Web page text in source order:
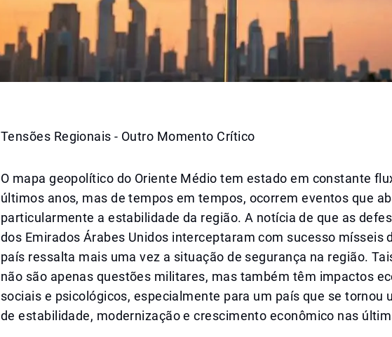
Tensões Regionais - Outro Momento Crítico
O mapa geopolítico do Oriente Médio tem estado em constante
últimos anos, mas de tempos em tempos, ocorrem eventos que
particularmente a estabilidade da região. A notícia de que as
dos Emirados Árabes Unidos interceptaram com sucesso mísseis
país ressalta mais uma vez a situação de segurança na região.
não são apenas questões militares, mas também têm impactos
sociais e psicológicos, especialmente para um país que se tornou
de estabilidade, modernização e crescimento econômico nas